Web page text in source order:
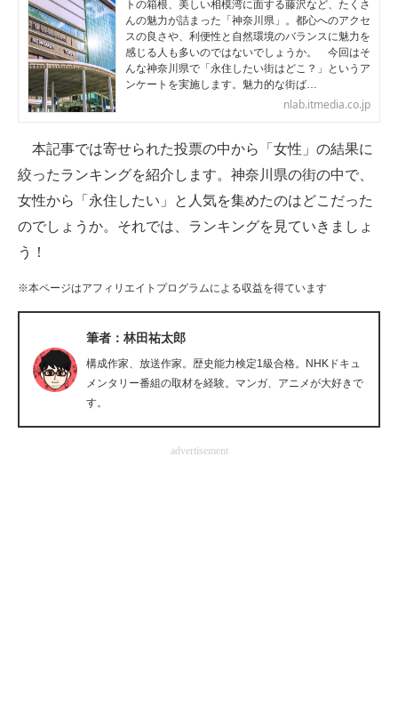
ビジネスと働き方のヒント
AI活用のいまが分かる
企業ITのトレンドを詳説
マーケ×ITの今がよく分かる
IT製品の技術・比較・事例
モノづくり技術者専門サイト
エレクトロニクス専門サイト
トの箱根、美しい相模湾に面する藤沢など、たくさ
んの魅力が詰まった「神奈川県」。都心へのアクセ
スの良さや、利便性と自然環境のバランスに魅力を
感じる人も多いのではないでしょうか。 今回はそ
んな神奈川県で「永住したい街はどこ？」というア
ンケートを実施します。魅力的な街ば…
nlab.itmedia.co.jp
本記事では寄せられた投票の中から「女性」の結果に
絞ったランキングを紹介します。神奈川県の街の中で、
女性から「永住したい」と人気を集めたのはどこだった
のでしょうか。それでは、ランキングを見ていきましょ
う！
※本ページはアフィリエイトプログラムによる収益を得ています
筆者：林田祐太郎
構成作家、放送作家。歴史能力検定1級合格。NHKドキュ
メンタリー番組の取材を経験。マンガ、アニメが大好きで
す。
advertisement